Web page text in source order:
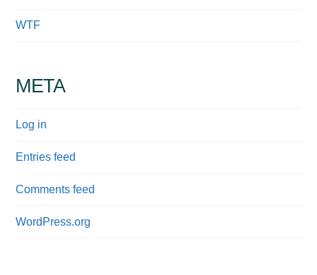
WTF
META
Log in
Entries feed
Comments feed
WordPress.org